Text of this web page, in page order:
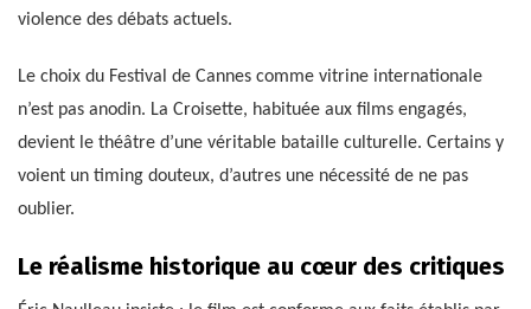
violence des débats actuels.
Le choix du Festival de Cannes comme vitrine internationale
n’est pas anodin. La Croisette, habituée aux films engagés,
devient le théâtre d’une véritable bataille culturelle. Certains y
voient un timing douteux, d’autres une nécessité de ne pas
oublier.
Le réalisme historique au cœur des critiques